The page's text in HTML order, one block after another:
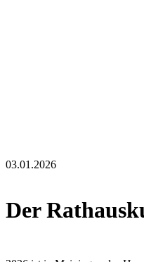
03.01.2026
Der